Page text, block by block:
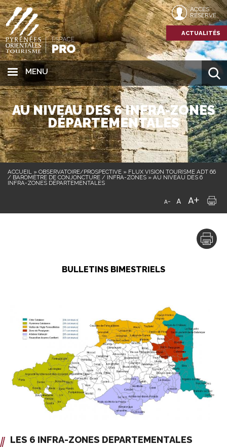
MENU
ACCÈS
RÉSERVÉ
ACTUALITÉS
AU NIVEAU DES 6 INFRA-ZONES
DÉPARTEMENTALES
ACCUEIL » OBSERVATOIRE/PROSPECTIVE » FLUX VISION TOURISME ADT 66
/ BAROMÈTRE DE CONJONCTURE / INFRA-ZONES » AU NIVEAU DES 6
INFRA-ZONES DÉPARTEMENTALES
BULLETINS BIMESTRIELS
LES 6 INFRA-ZONES DEPARTEMENTALES